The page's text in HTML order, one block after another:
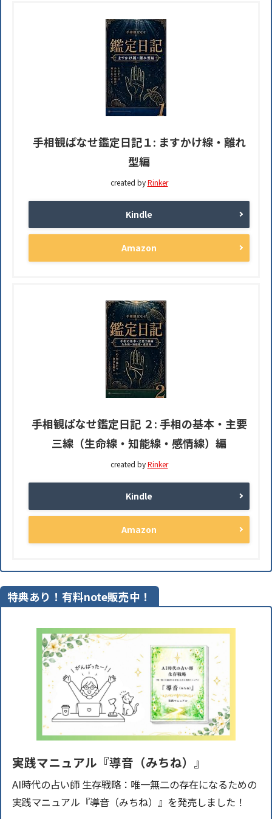
手相観ぱなせ鑑定日記１: ますかけ線・離れ
型編
created byRinker
Kindle
Amazon
手相観ぱなせ鑑定日記 ２: 手相の基本・主要
三線（生命線・知能線・感情線）編
created byRinker
Kindle
Amazon
特典あり！有料note販売中！
実践マニュアル『導音（みちね）』
AI時代の占い師 生存戦略：唯一無二の存在になるための
実践マニュアル『導音（みちね）』を発売しました！